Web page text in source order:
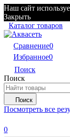
Наш сайт
Закрыть
Каталог товаров
Сравнение0
Избранное0
Поиск
Поиск
Поиск
Посмотреть все
0